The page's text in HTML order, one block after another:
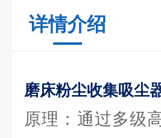
详情介绍
磨床粉尘收集吸尘
原理：通过多级